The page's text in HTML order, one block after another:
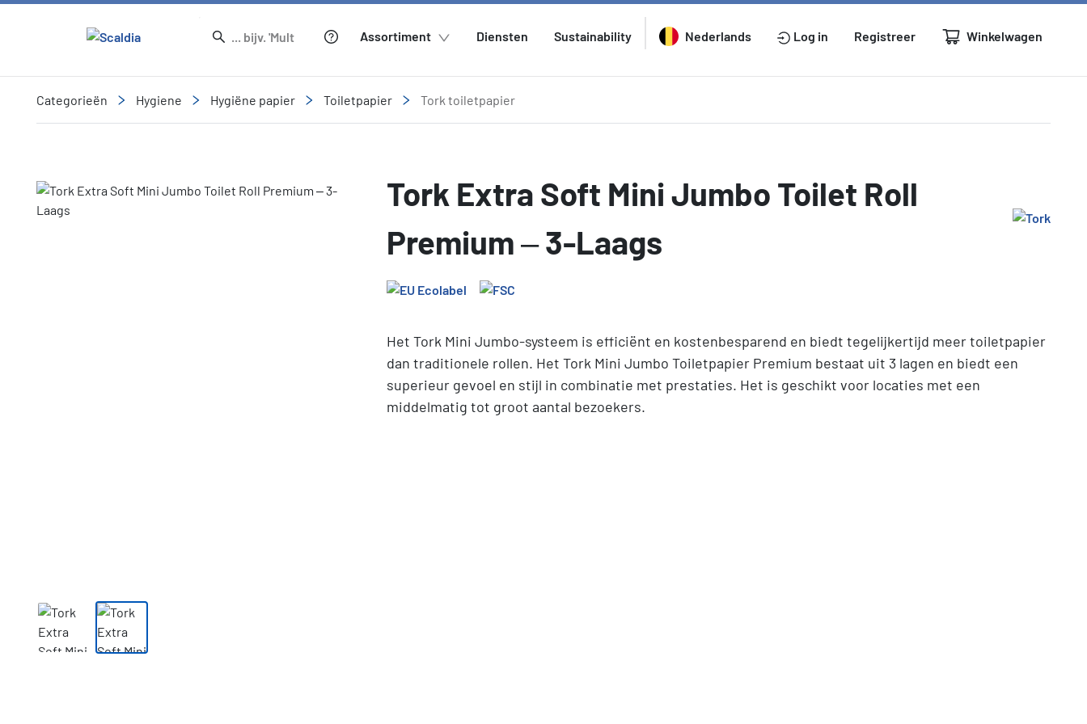
Assortiment Diensten Sustainability Nederlands Log in Registreer Winkelwagen
Categorieën Hygiene Hygiëne papier Toiletpapier Tork toiletpapier
Slide 2 of 2
Tork Extra Soft Mini Jumbo Toilet Roll
Premium – 3-Laags
Het Tork Mini Jumbo-systeem is efficiënt en kostenbesparend en biedt tegelijkertijd meer toiletpapier
dan traditionele rollen. Het Tork Mini Jumbo Toiletpapier Premium bestaat uit 3 lagen en biedt een
superieur gevoel en stijl in combinatie met prestaties. Het is geschikt voor locaties met een
middelmatig tot groot aantal bezoekers.